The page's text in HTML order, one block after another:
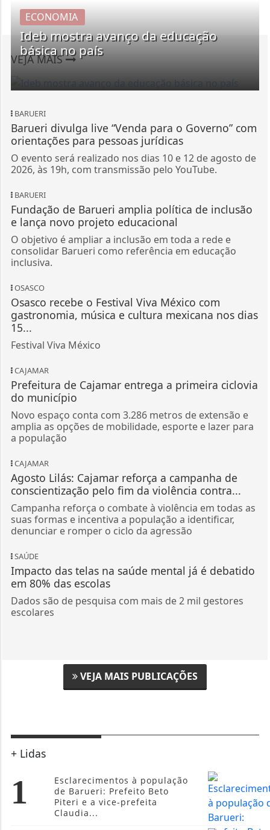
VEJA MAIS
ECONOMIA
Ideb mostra avanço da educação
básica no país
BARUERI
Barueri divulga live “Venda para o Governo” com
orientações para pessoas jurídicas
O evento será realizado nos dias 10 e 12 de agosto de
2026, às 19h, com transmissão pelo YouTube.
BARUERI
Fundação de Barueri amplia política de inclusão
e lança novo projeto educacional
O objetivo é ampliar a inclusão em toda a rede e
consolidar Barueri como referência em educação
inclusiva.
OSASCO
Osasco recebe o Festival Viva México com
gastronomia, música e cultura mexicana nos dias
15...
Festival Viva México
CAJAMAR
Prefeitura de Cajamar entrega a primeira ciclovia
do município
Novo espaço conta com 3.286 metros de extensão e
amplia as opções de mobilidade, esporte e lazer para
a população
CAJAMAR
Agosto Lilás: Cajamar reforça a campanha de
conscientização pelo fim da violência contra...
Campanha reforça o combate à violência em todas as
suas formas e incentiva a população a identificar,
denunciar e romper o ciclo da agressão
SAÚDE
Impacto das telas na saúde mental já é debatido
em 80% das escolas
Dados são de pesquisa com mais de 2 mil gestores
escolares
VEJA MAIS PUBLICAÇÕES
+ Lidas
1
Esclarecimentos à população
de Barueri: Prefeito Beto
Piteri e a vice-prefeita
Claudia...